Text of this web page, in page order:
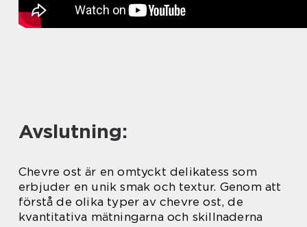
Avslutning:
Chevre ost är en omtyckt delikatess som
erbjuder en unik smak och textur. Genom att
förstå de olika typer av chevre ost, de
kvantitativa mätningarna och skillnaderna